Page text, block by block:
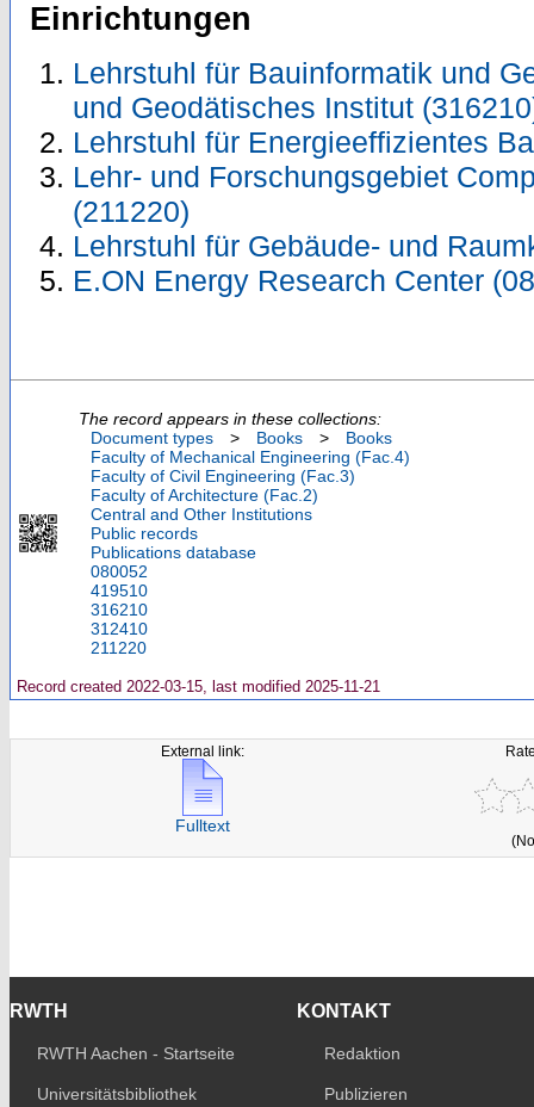
Einrichtungen
Lehrstuhl für Bauinformatik und
und Geodätisches Institut
Lehrstuhl für Energieeffizientes
Lehr- und Forschungsgebiet
(211220)
Lehrstuhl für Gebäude- und
E.ON Energy Research Center
The record appears in these collections:
Document types
> Books >
Books
Faculty of Mechanical Engineering (Fac.4)
Faculty of Civil Engineering (Fac.3)
Faculty of Architecture (Fac.2)
Central and Other Institutions
Public records
Publications database
080052
419510
316210
312410
211220
Record created 2022-03-15, last modified 2025-11-21
External link:
Fulltext
RWTH
RWTH Aachen - Startseite
Universitätsbibliothek
KONTAKT
Redaktion
Publizieren